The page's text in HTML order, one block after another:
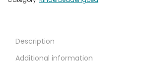
Description
Additional information